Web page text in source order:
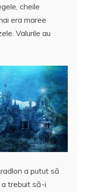
cheile
era maree
Valurile au
a putut să
trebuit să-i